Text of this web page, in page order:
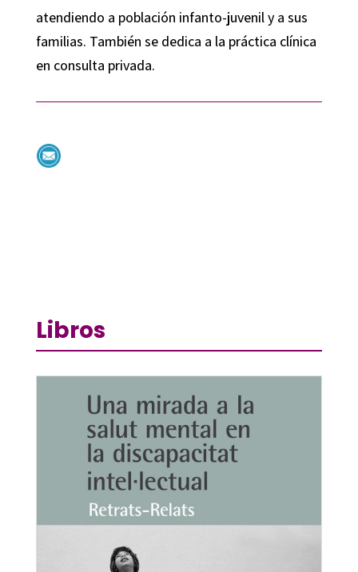
atendiendo a población infanto-juvenil y a sus
familias. También se dedica a la práctica clínica
en consulta privada.
Libros